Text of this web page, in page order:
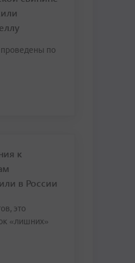
по
к
в России
это
«лишних»